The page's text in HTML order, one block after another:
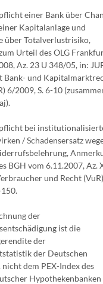
einer Bank über
Kapitalanlage und
über Totalverlustrisiko,
Urteil des OLG
Az. 23 U 348/05, in:
Bank- und
6/2009, S. 6-10
bei
/ Schadensersatz
BGH vom 6.11.2007, Az.
und Recht (VuR)
150.
der
ist die
der
der Deutschen
nicht dem PEX-Index des
Hypothekenbanken